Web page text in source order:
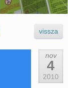
vissza
nov
4
2010